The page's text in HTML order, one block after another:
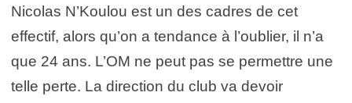
Nicolas N’Koulou est un des cadres de cet
effectif, alors qu’on a tendance à l’oublier, il n’a
que 24 ans. L’OM ne peut pas se permettre une
telle perte. La direction du club va devoir